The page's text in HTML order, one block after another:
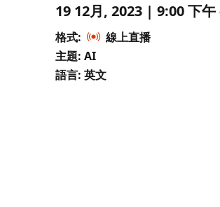
19 12月, 2023 | 9:00 下
格式:
線上直播
主題: AI
語言: 英文